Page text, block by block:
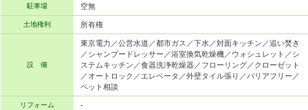
駐車場 空無
土地権利 所有権
設 備
東京電力／公営水道／都市ガス／下水／対面キッチン／追い焚き
／シャンプードレッサー／浴室換気乾燥機／ウォシュレット／シ
ステムキッチン／食器洗浄乾燥器／フローリング／クローゼット
／オートロック／エレベータ／外壁タイル張り／バリアフリー／
ペット相談
リフォーム -